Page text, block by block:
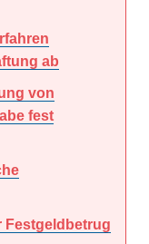
ab
von
fest
Festgeldbetrug